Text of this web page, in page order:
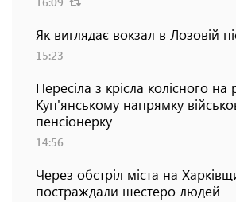
Як виглядає вокзал в Лозовій
15:23
Пересіла з крісла колісного
Куп'янському напрямку
пенсіонерку
14:56
Через обстріл міста на
постраждали шестеро людей